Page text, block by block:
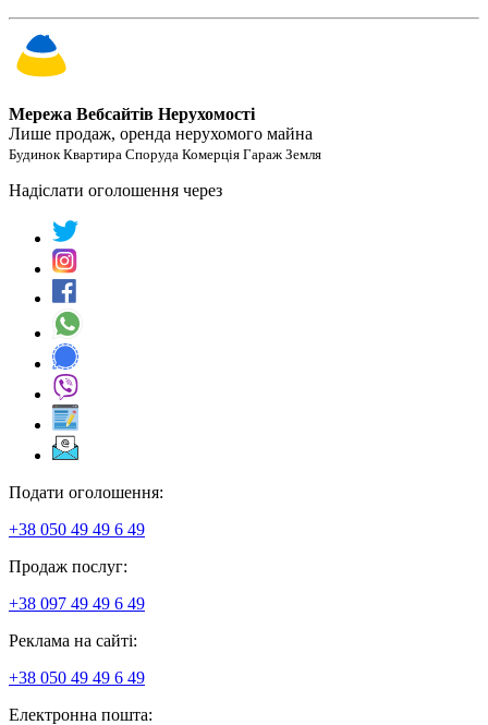
Мережа Вебсайтів Нерухомості
Лише продаж, оренда нерухомого майна
Будинок Квартира Споруда Комерція Гараж Земля
Надіслати оголошення через
Подати оголошення:
+38 050 49 49 6 49
Продаж послуг:
+38 097 49 49 6 49
Реклама на сайті:
+38 050 49 49 6 49
Електронна пошта: